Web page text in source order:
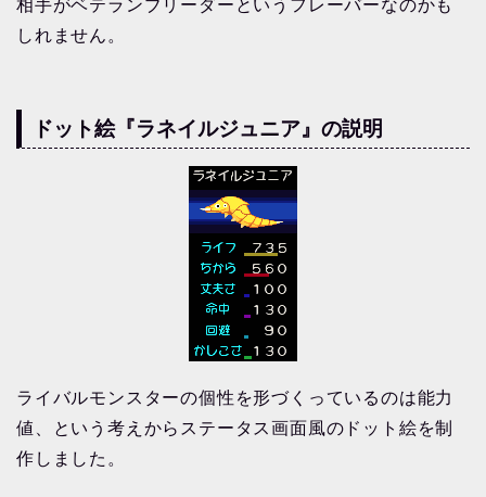
相手がベテランブリーダーというフレーバーなのかも
しれません。
ドット絵『ラネイルジュニア』の説明
ライバルモンスターの個性を形づくっているのは能力
値、という考えからステータス画面風のドット絵を制
作しました。